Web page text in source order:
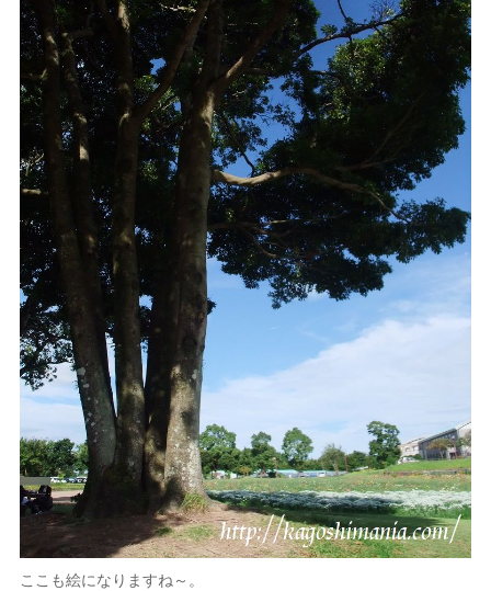
ここも絵になりますね～。